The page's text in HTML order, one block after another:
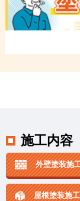
施工内容
外壁塗装施
屋根塗装施